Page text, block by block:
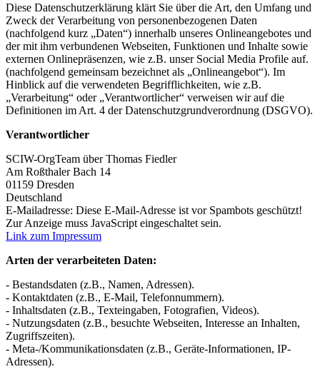
Diese Datenschutzerklärung klärt Sie über die Art, den Umfang und
Zweck der Verarbeitung von personenbezogenen Daten
(nachfolgend kurz „Daten“) innerhalb unseres Onlineangebotes und
der mit ihm verbundenen Webseiten, Funktionen und Inhalte sowie
externen Onlinepräsenzen, wie z.B. unser Social Media Profile auf.
(nachfolgend gemeinsam bezeichnet als „Onlineangebot“). Im
Hinblick auf die verwendeten Begrifflichkeiten, wie z.B.
„Verarbeitung“ oder „Verantwortlicher“ verweisen wir auf die
Definitionen im Art. 4 der Datenschutzgrundverordnung (DSGVO).
Verantwortlicher
SCIW-OrgTeam über Thomas Fiedler
Am Roßthaler Bach 14
01159 Dresden
Deutschland
E-Mailadresse: Diese E-Mail-Adresse ist vor Spambots geschützt!
Zur Anzeige muss JavaScript eingeschaltet sein.
Link zum Impressum
Arten der verarbeiteten Daten:
- Bestandsdaten (z.B., Namen, Adressen).
- Kontaktdaten (z.B., E-Mail, Telefonnummern).
- Inhaltsdaten (z.B., Texteingaben, Fotografien, Videos).
- Nutzungsdaten (z.B., besuchte Webseiten, Interesse an Inhalten,
Zugriffszeiten).
- Meta-/Kommunikationsdaten (z.B., Geräte-Informationen, IP-
Adressen).